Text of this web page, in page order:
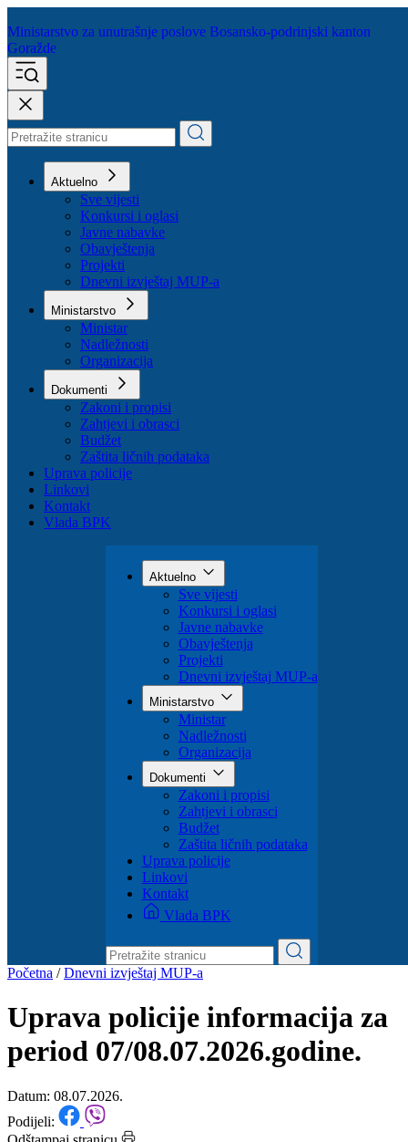
Ministarstvo za unutrašnje poslove
Goražde
Aktuelno
Sve vijesti
Konkursi i oglasi
Javne nabavke
Obavještenja
Projekti
Dnevni izvještaj MUP-a
Ministarstvo
Ministar
Nadležnosti
Organizacija
Dokumenti
Zakoni i propisi
Zahtjevi i obrasci
Budžet
Zaštita ličnih podataka
Uprava policije
Aktuelno
Sve vijesti
Konkursi i oglasi
Javne nabavke
Obavještenja
Projekti
Dnevni izvještaj MUP-a
Ministarstvo
Ministar
Nadležnosti
Organizacija
Dokumenti
Zakoni i propisi
Zahtjevi i obrasci
Budžet
Zaštita ličnih podataka
Uprava policije
Linkovi
Kontakt
Vlada BPK
Početna/Dnevni izvještaj MUP-a
Uprava policije informacija za
period 07/08.07.2026.godine.